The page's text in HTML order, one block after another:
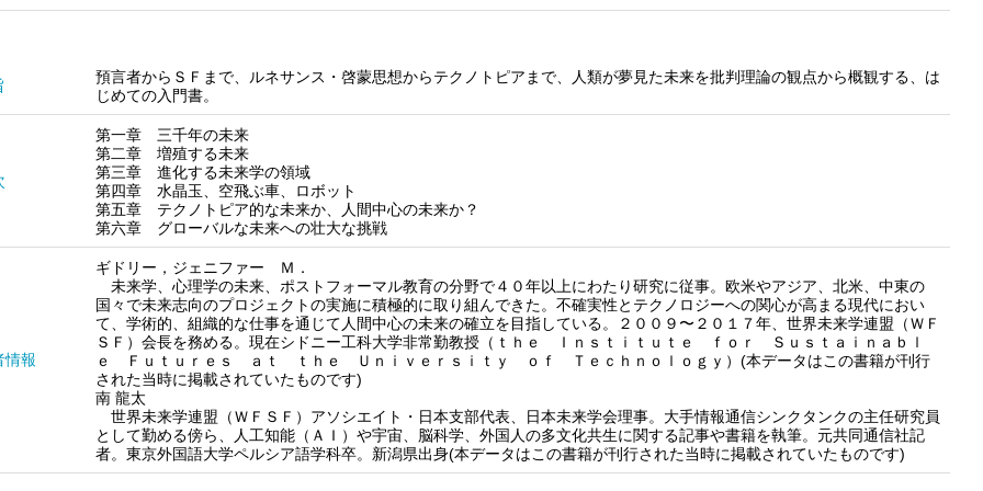
預言者からＳＦまで、ルネサンス・啓蒙思想からテクノトピアまで、人類が夢見た未来を批判理論の観点から概観する、は
じめての入門書。
第一章 三千年の未来
第二章 増殖する未来
第三章 進化する未来学の領域
第四章 水晶玉、空飛ぶ車、ロボット
第五章 テクノトピア的な未来か、人間中心の未来か？
第六章 グローバルな未来への壮大な挑戦
情報
ギドリー，ジェニファー Ｍ．
未来学、心理学の未来、ポストフォーマル教育の分野で４０年以上にわたり研究に従事。欧米やアジア、北米、中東の
国々で未来志向のプロジェクトの実施に積極的に取り組んできた。不確実性とテクノロジーへの関心が高まる現代におい
て、学術的、組織的な仕事を通じて人間中心の未来の確立を目指している。２００９〜２０１７年、世界未来学連盟（ＷＦ
ＳＦ）会長を務める。現在シドニー工科大学非常勤教授（ｔｈｅ Ｉｎｓｔｉｔｕｔｅ ｆｏｒ Ｓｕｓｔａｉｎａｂｌ
ｅ Ｆｕｔｕｒｅｓ ａｔ ｔｈｅ Ｕｎｉｖｅｒｓｉｔｙ ｏｆ Ｔｅｃｈｎｏｌｏｇｙ）(本データはこの書籍が刊行
された当時に掲載されていたものです)
南 龍太
世界未来学連盟（ＷＦＳＦ）アソシエイト・日本支部代表、日本未来学会理事。大手情報通信シンクタンクの主任研究員
として勤める傍ら、人工知能（ＡＩ）や宇宙、脳科学、外国人の多文化共生に関する記事や書籍を執筆。元共同通信社記
者。東京外国語大学ペルシア語学科卒。新潟県出身(本データはこの書籍が刊行された当時に掲載されていたものです)